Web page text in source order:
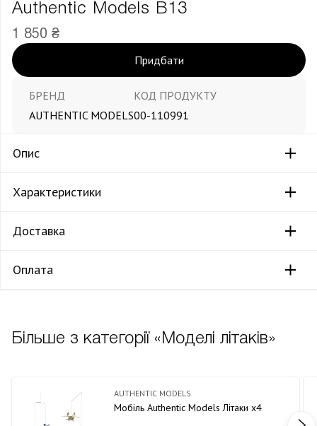
Authentic Models В13
1 850 ₴
Придбати
БРЕНД
AUTHENTIC MODELS
КОД ПРОДУКТУ
00-110991
Опис
Характеристики
Доставка
Оплата
Більше з категорії «Моделі літаків»
AUTHENTIC MODELS
Мобіль Authentic Models Літаки х4